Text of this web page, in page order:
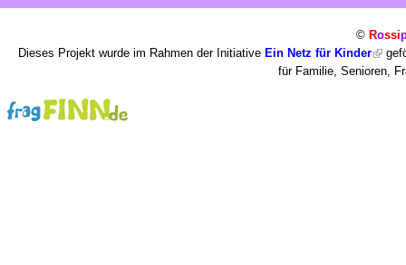
© Rossi
Dieses Projekt wurde im Rahmen der Initiative Ein Netz für Kinder
für Familie, Senioren,